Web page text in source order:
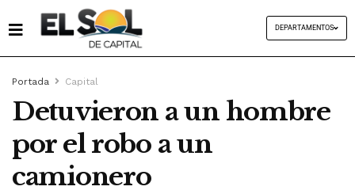
DEPARTAMENTOS
Portada Capital
Detuvieron a un hombre
por el robo a un
camionero